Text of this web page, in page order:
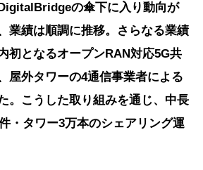
の傘下に入り動向が
業績は順調に推移。さらなる業績
初となるオープンRAN対応5G共
屋外タワーの4通信事業者による
。こうした取り組みを通じ、中長
・タワー3万本のシェアリング運